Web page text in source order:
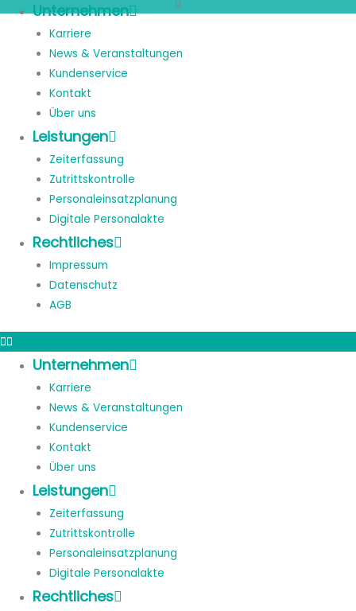
Unternehmen
Karriere
News & Veranstaltungen
Kundenservice
Kontakt
Über uns
Leistungen
Zeiterfassung
Zutrittskontrolle
Personaleinsatzplanung
Digitale Personalakte
Rechtliches
Impressum
Datenschutz
AGB
Unternehmen
Karriere
News & Veranstaltungen
Kundenservice
Kontakt
Über uns
Leistungen
Zeiterfassung
Zutrittskontrolle
Personaleinsatzplanung
Digitale Personalakte
Rechtliches